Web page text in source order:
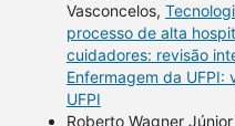
Vasconcelos,
processo de alta
cuidadores: revisão
Enfermagem da UFPI:
UFPI
Roberto Wagner